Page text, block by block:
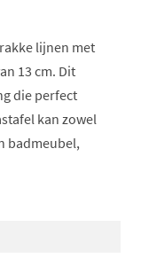
lijnen met
13 cm. Dit
die perfect
kan zowel
badmeubel,
een
duurzaam